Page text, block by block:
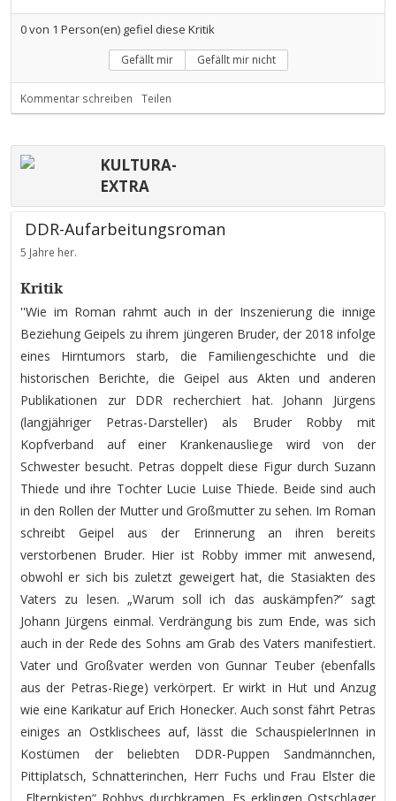
0von 1 Person(en) gefiel diese Kritik
Gefällt mir Gefällt mir nicht
Kommentar schreiben Teilen
KULTURA-
EXTRA
DDR-Aufarbeitungsroman
5 Jahre her.
Kritik
''Wie im Roman rahmt auch in der Inszenierung die innige
Beziehung Geipels zu ihrem jüngeren Bruder, der 2018 infolge
eines Hirntumors starb, die Familiengeschichte und die
historischen Berichte, die Geipel aus Akten und anderen
Publikationen zur DDR recherchiert hat. Johann Jürgens
(langjähriger Petras-Darsteller) als Bruder Robby mit
Kopfverband auf einer Krankenausliege wird von der
Schwester besucht. Petras doppelt diese Figur durch Suzann
Thiede und ihre Tochter Lucie Luise Thiede. Beide sind auch
in den Rollen der Mutter und Großmutter zu sehen. Im Roman
schreibt Geipel aus der Erinnerung an ihren bereits
verstorbenen Bruder. Hier ist Robby immer mit anwesend,
obwohl er sich bis zuletzt geweigert hat, die Stasiakten des
Vaters zu lesen. „Warum soll ich das auskämpfen?“ sagt
Johann Jürgens einmal. Verdrängung bis zum Ende, was sich
auch in der Rede des Sohns am Grab des Vaters manifestiert.
Vater und Großvater werden von Gunnar Teuber (ebenfalls
aus der Petras-Riege) verkörpert. Er wirkt in Hut und Anzug
wie eine Karikatur auf Erich Honecker. Auch sonst fährt Petras
einiges an Ostklischees auf, lässt die SchauspielerInnen in
Kostümen der beliebten DDR-Puppen Sandmännchen,
Pittiplatsch, Schnatterinchen, Herr Fuchs und Frau Elster die